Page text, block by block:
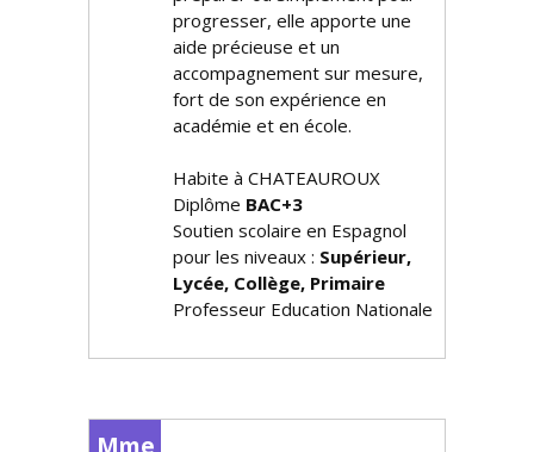
progresser, elle apporte une
aide précieuse et un
accompagnement sur mesure,
fort de son expérience en
académie et en école.
Habite à CHATEAUROUX
Diplôme BAC+3
Soutien scolaire en Espagnol
pour les niveaux : Supérieur,
Lycée, Collège, Primaire
Professeur Education Nationale